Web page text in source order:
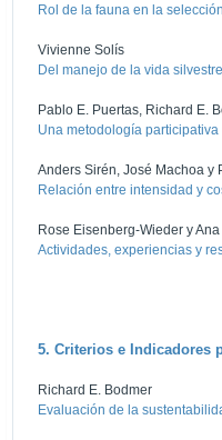
Rol de la fauna en la
Vivienne Solís
Del manejo de la vida
Pablo E. Puertas, Richard E.
Una metodología
Anders Sirén, José Machoa y
Relación entre intensidad y
Rose Eisenberg-Wieder y
Actividades, experiencias y
5. Criterios e Indicadores
Richard E. Bodmer
Evaluación de la